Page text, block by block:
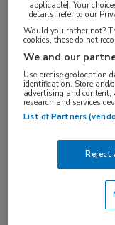
gelukkig
plek ook een
of andere
In deze
besteed aan
weten welke
complexe
worden gesteld
worden geboden.
applicable]. Your
details, refer to our
Would you rather not?
cookies, these do not
We and our
Use precise geolocation
identification. Store and/
advertising and
research and services
List of Partners
Reject